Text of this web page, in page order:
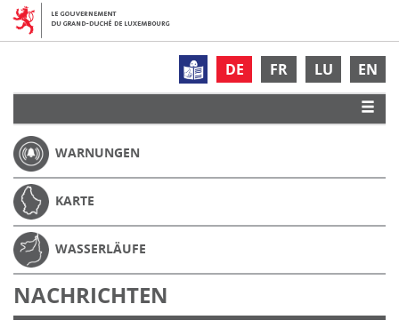
DE FR LU EN
WARNUNGEN
KARTE
WASSERLÄUFE
NACHRICHTEN